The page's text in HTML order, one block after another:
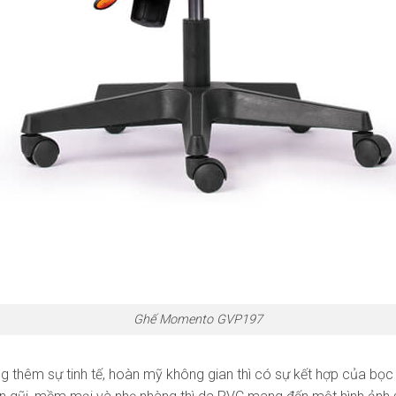
Ghế Momento GVP197
sự tinh tế, hoàn mỹ không gian thì có sự kết hợp của